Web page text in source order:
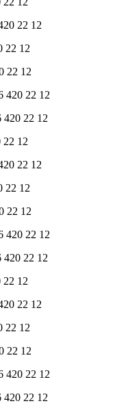
22 12
22 12
22 12
420 22 12
420 22 12
22 12
22 12
22 12
22 12
420 22 12
420 22 12
22 12
22 12
22 12
22 12
420 22 12
420 22 12